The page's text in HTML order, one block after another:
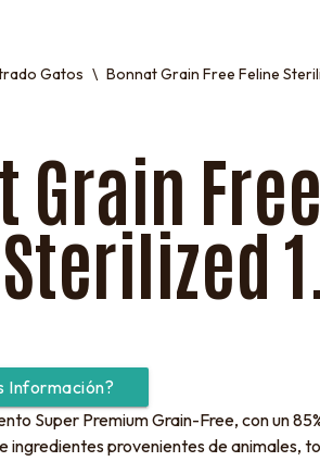
Gatos \ Bonnat Grain Free Feline
Grain Free
Información?
Super Premium Grain-Free, con un
ingredientes provenientes de animales,